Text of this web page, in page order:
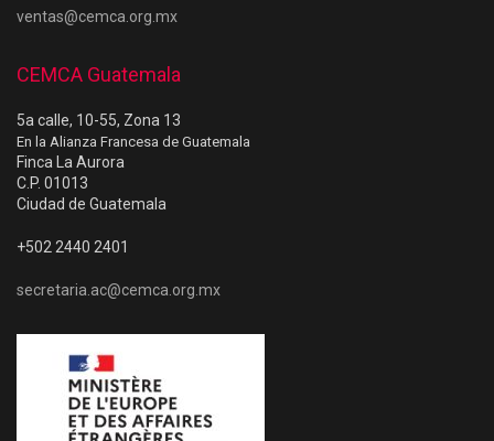
ventas@cemca.org.mx
CEMCA Guatemala
5a calle, 10-55, Zona 13
En la Alianza Francesa de Guatemala
Finca La Aurora
C.P. 01013
Ciudad de Guatemala
+502 2440 2401
secretaria.ac@cemca.org.mx